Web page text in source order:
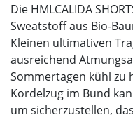
Die HMLCALIDA
Sweatstoff aus Bio-
Kleinen ultimativen
ausreichend
Sommertagen kühl zu
Kordelzug im Bund
um sicherzustellen,